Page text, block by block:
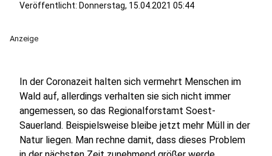
Veröffentlicht: Donnerstag, 15.04.2021 05:44
Anzeige
In der Coronazeit halten sich vermehrt Menschen im
Wald auf, allerdings verhalten sie sich nicht immer
angemessen, so das Regionalforstamt Soest-
Sauerland. Beispielsweise bleibe jetzt mehr Müll in der
Natur liegen. Man rechne damit, dass dieses Problem